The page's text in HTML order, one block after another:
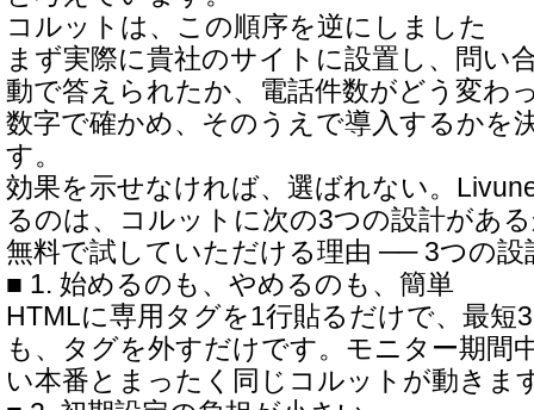
コルットは、この順序を逆にしました
まず実際に貴社のサイトに設置し、問い
動で答えられたか、電話件数がどう変わ
数字で確かめ、そのうえで導入するかを
す。
効果を示せなければ、選ばれない。
るのは、コルットに次の3つの設計があ
無料で試していただける理由 ── 3つの設
■ 1. 始めるのも、やめるのも、簡単
HTMLに専用タグを1行貼るだけで、最短
も、タグを外すだけです。モニター期間
い本番とまったく同じコルットが動きま